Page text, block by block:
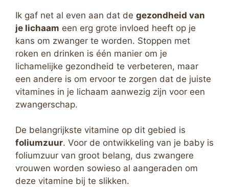
Ik gaf net al even aan dat de gezondheid van
je lichaam een erg grote invloed heeft op je
kans om zwanger te worden. Stoppen met
roken en drinken is één manier om je
lichamelijke gezondheid te verbeteren, maar
een andere is om ervoor te zorgen dat de juiste
vitamines in je lichaam aanwezig zijn voor een
zwangerschap.
De belangrijkste vitamine op dit gebied is
foliumzuur. Voor de ontwikkeling van je baby is
foliumzuur van groot belang, dus zwangere
vrouwen worden sowieso al aangeraden om
deze vitamine bij te slikken.